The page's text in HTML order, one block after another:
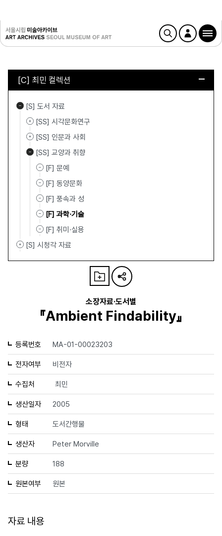
[C] 최민 컬렉션
[S] 도서 자료
[SS] 시각문화연구
[SS] 인문과 사회
[SS] 교양과 취향
[F] 문예
[F] 동양문화
[F] 풍속과 성
[F] 과학·기술
[F] 취미·실용
[S] 시청각 자료
소장자료·도서별
『Ambient Findability』
등록번호 MA-01-00023203
전자여부 비전자
수집처 최민
생산일자 2005
형태 도서간행물
생산자 Peter Morville
분량 188
원본여부 원본
자료 내용